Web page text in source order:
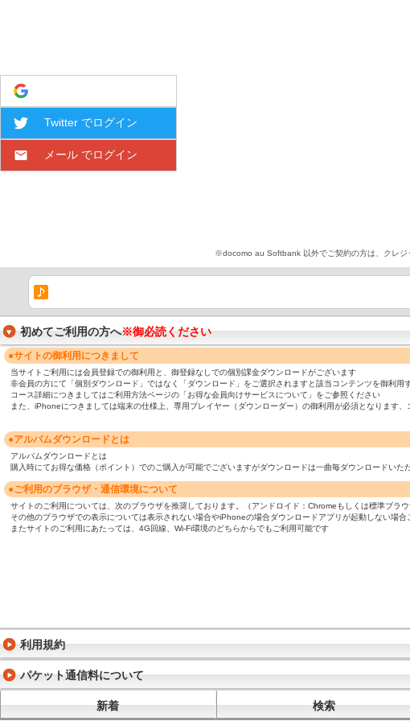
Twitter でログイン
メール でログイン
※docomo au Softbank 以外でご契約の方は、クレジ
初めてご利用の方へ※御必読ください
●サイトの御利用につきまして
当サイトご利用には会員登録での御利用と、御登録なしでの個別課金ダウンロードがございます
非会員の方にて「個別ダウンロード」ではなく「ダウンロード」をご選択されますと該当コンテンツを御利
コース詳細につきましてはご利用方法ページの「お得な会員向けサービスについて」をご参照ください
また、iPhoneにつきましては端末の仕様上、専用プレイヤー（ダウンローダー）の御利用が必須となります
●アルバムダウンロードとは
アルバムダウンロードとは
購入時にてお得な価格（ポイント）でのご購入が可能でございますがダウンロードは一曲毎ダウンロードい
●ご利用のブラウザ・通信環境について
サイトのご利用については、次のブラウザを推奨しております。（アンドロイド：Chromeもしくは標準ブ
その他のブラウザでの表示については表示されない場合やiPhoneの場合ダウンロードアプリが起動しない場
またサイトのご利用にあたっては、4G回線、Wi-Fi環境のどちらからでもご利用可能です
利用規約
パケット通信料について
新着 検索